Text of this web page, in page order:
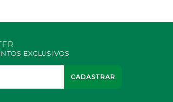
EXCLUSIVOS
CADASTRAR